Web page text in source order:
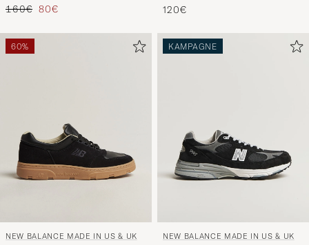
Regulärer Preis
160€ Reduzierter Preis
80€ 120€
60%
NEW BALANCE MADE IN US & UK
KAMPAGNE
NEW BALANCE MADE IN US & UK